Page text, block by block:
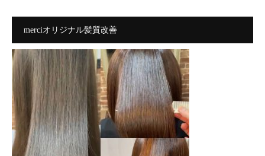
merciオリジナル髪質改善